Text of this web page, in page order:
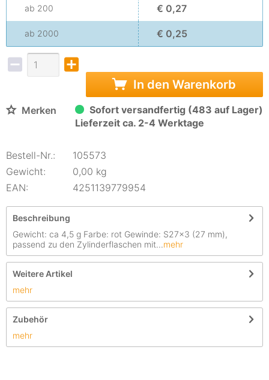
ab 200 € 0,27
ab 2000 € 0,25
In den Warenkorb
Merken
Sofort versandfertig (483 auf Lager)
Lieferzeit ca. 2-4 Werktage
Bestell-Nr.:
105573
Gewicht:
0,00 kg
EAN:
4251139779954
Beschreibung
Gewicht: ca 4,5 g Farbe: rot Gewinde: S27x3 (27 mm),
passend zu den Zylinderflaschen mit...mehr
Weitere Artikel
mehr
Zubehör
mehr